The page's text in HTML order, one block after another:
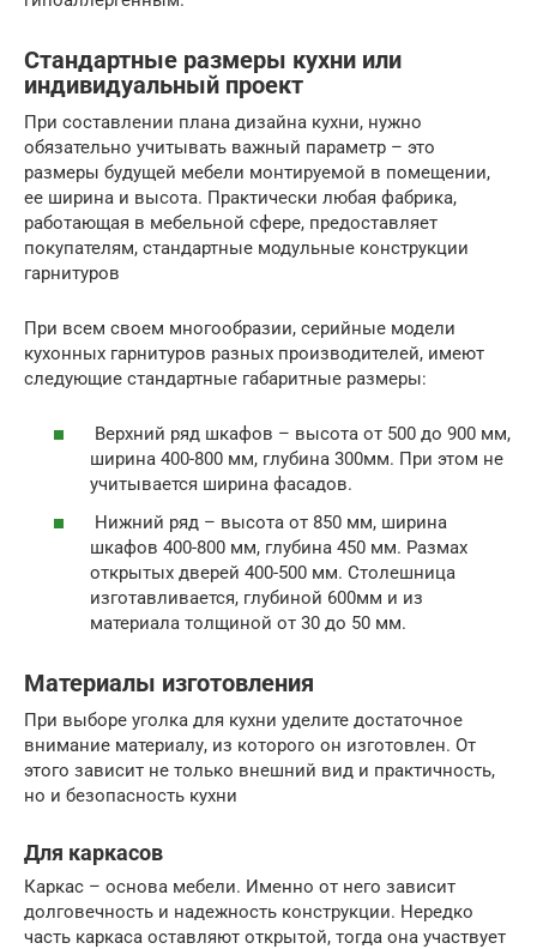
Стандартные размеры кухни или
индивидуальный проект
При составлении плана дизайна кухни, нужно
обязательно учитывать важный параметр – это
размеры будущей мебели монтируемой в помещении,
ее ширина и высота. Практически любая фабрика,
работающая в мебельной сфере, предоставляет
покупателям, стандартные модульные конструкции
гарнитуров
При всем своем многообразии, серийные модели
кухонных гарнитуров разных производителей, имеют
следующие стандартные габаритные размеры:
Верхний ряд шкафов – высота от 500 до 900 мм,
ширина 400-800 мм, глубина 300мм. При этом не
учитывается ширина фасадов.
Нижний ряд – высота от 850 мм, ширина
шкафов 400-800 мм, глубина 450 мм. Размах
открытых дверей 400-500 мм. Столешница
изготавливается, глубиной 600мм и из
материала толщиной от 30 до 50 мм.
Материалы изготовления
При выборе уголка для кухни уделите достаточное
внимание материалу, из которого он изготовлен. От
этого зависит не только внешний вид и практичность,
но и безопасность кухни
Для каркасов
Каркас – основа мебели. Именно от него зависит
долговечность и надежность конструкции. Нередко
часть каркаса оставляют открытой, тогда она участвует